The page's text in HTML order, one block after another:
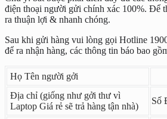
điện thoại người gửi chính xác 100%. Để
ra thuận lợi & nhanh chóng.
Sau khi gửi hàng vui lòng gọi Hotline
để ra nhận hàng, các thông tin báo bao
Họ Tên người gởi
Địa chỉ (giống như gởi thư vì
Laptop Giá rẻ sẽ trả hàng tận nhà)
Số